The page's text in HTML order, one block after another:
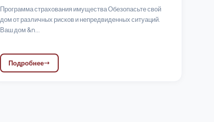
Программа страхования имущества Обезопасьте свой
дом от различных рисков и непредвиденных ситуаций.
Ваш дом &n...
Подробнее